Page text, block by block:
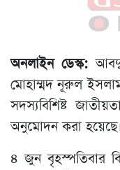
অনলাইন ডেস্ক:
মোহাম্মদ নূরুল
সদস্যবিশিষ্ট
অনুমোদন করা হয়েছে।
৪ জুন বৃহস্পতিবার